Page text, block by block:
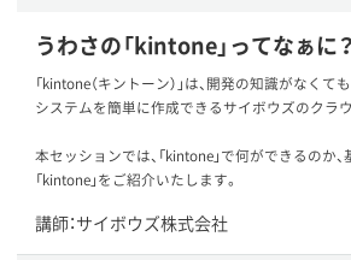
うわさの「kintone」ってなぁに？
「kintone（キントーン）」は、開発の知識がなく
システムを簡単に作成できるサイボウズのクラ
本セッションでは、「kintone」で何ができるのか
「kintone」をご紹介いたします。
講師：サイボウズ株式会社